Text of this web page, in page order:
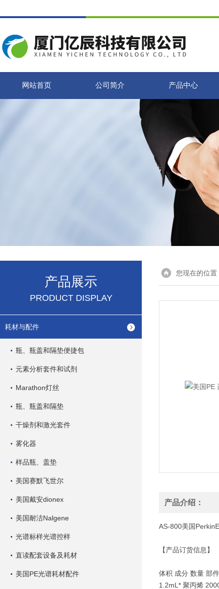
网站首页 公司简介 产品中心
产品展示
PRODUCT DISPLAY
耗材与配件
瓶、瓶盖和隔垫便捷包
元素分析套件和试剂
Marathon灯丝
瓶、瓶盖和隔垫
干燥剂和激光套件
雾化器
样品瓶、盖垫
美国赛默飞世尔
美国戴安dionex
美国耐洁Nalgene
光谱标样光谱控样
直读配套设备及耗材
美国PE光谱耗材配件
您现在的位置
产品介绍：
AS-800美国
【产品订货信息】
体积 成分 数量 部
1.2mL* 聚丙烯